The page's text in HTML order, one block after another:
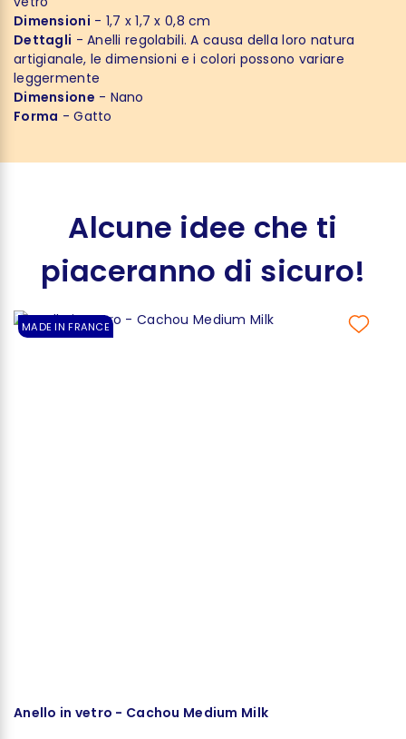
Dimensioni - 1,7 x 1,7 x 0,8 cm
Dettagli - Anelli regolabili. A causa della loro natura
artigianale, le dimensioni e i colori possono variare
leggermente
Dimensione - Nano
Forma - Gatto
Alcune idee che ti
piaceranno di sicuro!
MADE IN FRANCE
Anello in vetro - Cachou Medium Milk